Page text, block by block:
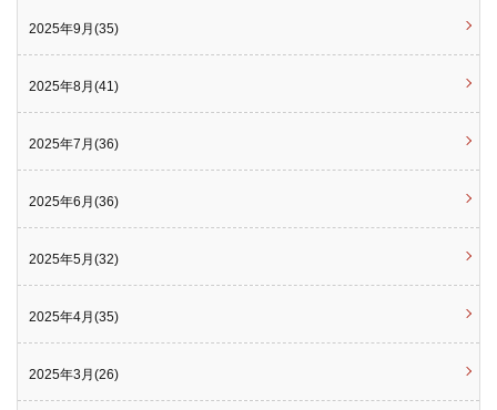
2025年9月(35)
2025年8月(41)
2025年7月(36)
2025年6月(36)
2025年5月(32)
2025年4月(35)
2025年3月(26)